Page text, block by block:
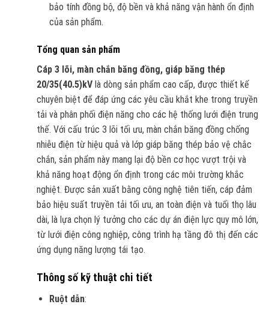
bảo tính đồng bộ, độ bền và khả năng vận hành ổn định
của sản phẩm.
Tổng quan sản phẩm
Cáp 3 lõi, màn chắn băng đồng, giáp băng thép
20/35(40.5)kVlà dòng sản phẩm cao cấp, được thiết kế
chuyên biệt để đáp ứng các yêu cầu khắt khe trong truyền
tải và phân phối điện năng cho các hệ thống lưới điện trung
thế. Với cấu trúc 3 lõi tối ưu, màn chắn băng đồng chống
nhiễu điện từ hiệu quả và lớp giáp băng thép bảo vệ chắc
chắn, sản phẩm này mang lại độ bền cơ học vượt trội và
khả năng hoạt động ổn định trong các môi trường khắc
nghiệt. Được sản xuất bằng công nghệ tiên tiến, cáp đảm
bảo hiệu suất truyền tải tối ưu, an toàn điện và tuổi thọ lâu
dài, là lựa chọn lý tưởng cho các dự án điện lực quy mô lớn,
từ lưới điện công nghiệp, công trình hạ tầng đô thị đến các
ứng dụng năng lượng tái tạo.
Thông số kỹ thuật chi tiết
Ruột dẫn: